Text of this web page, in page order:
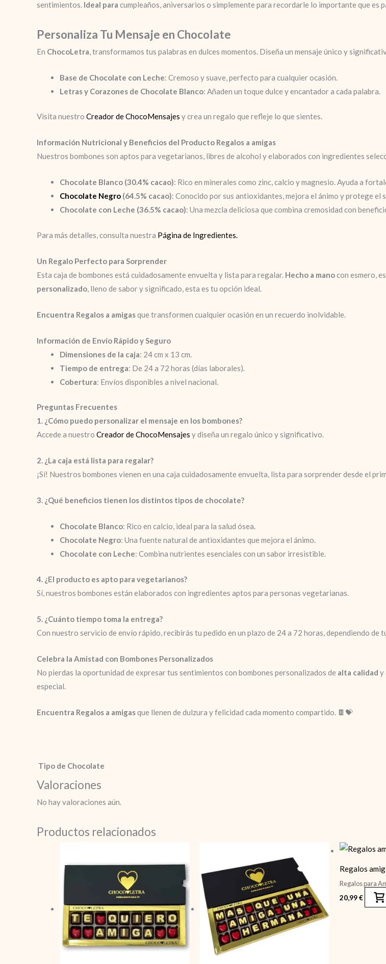
sentimientos. Ideal para cumpleaños, aniversarios o simplemente para recordarle lo importante que es
Personaliza Tu Mensaje en Chocolate
En ChocoLetra , transformamos tus palabras en dulces momentos. Diseña un mensaje único y
Base de Chocolate con Leche: Cremoso y suave, perfecto para cualquier ocasión.
Letras y Corazones de Chocolate Blanco: Añaden un toque dulce y encantador a cada palabra.
Visita nuestro Creador de ChocoMensajes y crea un regalo que refleje lo que sientes.
Información Nutricional y Beneficios del Producto Regalos a amigas
Nuestros bombones son aptos para vegetarianos, libres de alcohol y elaborados con ingredientes
Chocolate Blanco (30.4% cacao): Rico en minerales como zinc, calcio y magnesio. Ayuda a
Chocolate Negro (64.5% cacao): Conocido por sus antioxidantes, mejora el ánimo y protege el
Chocolate con Leche (36.5% cacao): Una mezcla deliciosa que combina cremosidad con
Para más detalles, consulta nuestra Página de Ingredientes.
Un Regalo Perfecto para Sorprender
Esta caja de bombones está cuidadosamente envuelta y lista para regalar. Hecho a manocon esmero, es
personalizado , lleno de sabor y significado, esta es tu opción ideal.
Encuentra Regalos a amigasque transformen cualquier ocasión en un recuerdo inolvidable.
Información de Envío Rápido y Seguro
Dimensiones de la caja: 24 cm x 13 cm.
Tiempo de entrega: De 24 a 72 horas (días laborales).
Cobertura: Envíos disponibles a nivel nacional.
Preguntas Frecuentes
1. ¿Cómo puedo personalizar el mensaje en los bombones?
Accede a nuestro Creador de ChocoMensajes y diseña un regalo único y significativo.
2. ¿La caja está lista para regalar?
¡Sí! Nuestros bombones vienen en una caja cuidadosamente envuelta, lista para sorprender desde el
3. ¿Qué beneficios tienen los distintos tipos de chocolate?
Chocolate Blanco: Rico en calcio, ideal para la salud ósea.
Chocolate Negro: Una fuente natural de antioxidantes que mejora el ánimo.
Chocolate con Leche: Combina nutrientes esenciales con un sabor irresistible.
4. ¿El producto es apto para vegetarianos?
Sí, nuestros bombones están elaborados con ingredientes aptos para personas vegetarianas.
5. ¿Cuánto tiempo toma la entrega?
Con nuestro servicio de envío rápido, recibirás tu pedido en un plazo de 24 a 72 horas, dependiendo de
Celebra la Amistad con Bombones Personalizados
No pierdas la oportunidad de expresar tus sentimientos con bombones personalizados de alta calidad y
especial.
Encuentra Regalos a amigasque llenen de dulzura y felicidad cada momento compartido. 🍫💝
Tipo de Chocolate
Valoraciones
No hay valoraciones aún.
Productos relacionados
Regalos
Regalos para
20,99€